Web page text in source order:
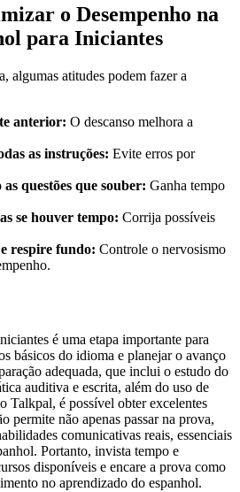
o Desempenho na
para Iniciantes
algumas atitudes podem fazer a
anterior: O descanso melhora a
as instruções: Evite erros por
questões que souber: Ganha tempo
se houver tempo: Corrija possíveis
respire fundo: Controle o nervosismo
é uma etapa importante para
básicos do idioma e planejar o avanço
adequada, que inclui o estudo do
auditiva e escrita, além do uso de
Talkpal, é possível obter excelentes
permite não apenas passar na prova,
comunicativas reais, essenciais
Portanto, invista tempo e
disponíveis e encare a prova como
no aprendizado do espanhol.